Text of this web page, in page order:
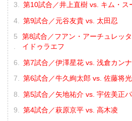
第10試合／井上直樹 vs. キム・ス
第9試合／元谷友貴 vs. 太田忍
第8試合／フアン・アーチュレッ
イドゥラエフ
第7試合／伊澤星花 vs. 浅倉カンナ
第6試合／牛久絢太郎 vs. 佐藤将光
第5試合／矢地祐介 vs. 宇佐美正
第4試合／萩原京平 vs. 高木凌